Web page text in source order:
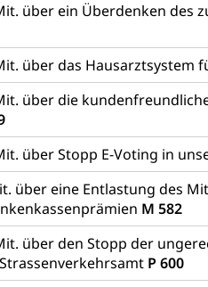
über ein Überdenken des
über das Hausarztsystem
über die
über Stopp E-Voting in
über eine Entlastung des
M 582
über den Stopp der
P 600
Mobbing
und Lebensformen
Verfahren Kosten im
Pfändung
Stimmrecht,